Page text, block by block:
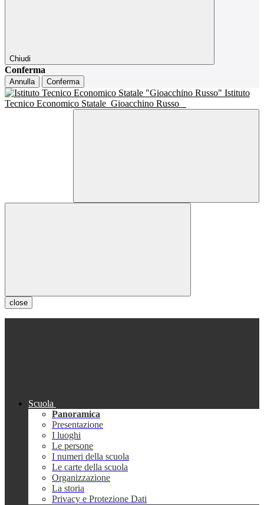
Chiudi
Conferma
Annulla Conferma
Istituto
Tecnico Economico Statale Gioacchino Russo
close
Scuola
Panoramica
Presentazione
I luoghi
Le persone
I numeri della scuola
Le carte della scuola
Organizzazione
La storia
Privacy e Protezione Dati